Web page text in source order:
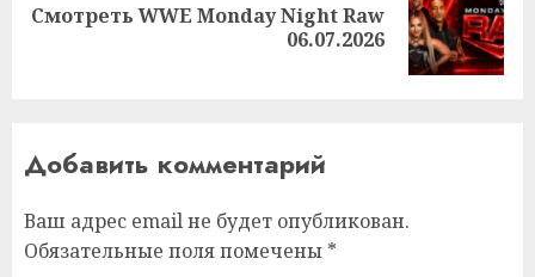
Следующая
Смотреть WWE Monday Night Raw
06.07.2026
Добавить комментарий
Ваш адрес email не будет опубликован.
Обязательные поля помечены *